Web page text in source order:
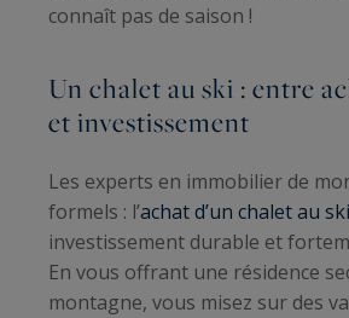
connaît pas de saison !
Un chalet au ski : entre
et investissement
Les experts en immobilier de
formels : l’achat d’un chalet au ski
investissement durable et
En vous offrant une résidence
montagne, vous misez sur des